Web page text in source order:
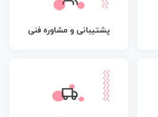
پشتیبانی و مشاوره فنی